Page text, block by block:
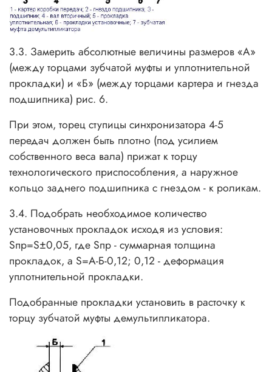
3.3. Замерить абсолютные величины размеров «А»
(между торцами зубчатой муфты и уплотнительной
прокладки) и «Б» (между торцами картера и гнезда
подшипника) рис. 6.
При этом, торец ступицы синхронизатора 4-5
передач должен быть плотно (под усилием
собственного веса вала) прижат к торцу
технологического приспособления, а наружное
кольцо заднего подшипника с гнездом - к роликам.
3.4. Подобрать необходимое количество
установочных прокладок исходя из условия:
Sпр=S±0,05, где Sпр - суммарная толщина
прокладок, а S=А-Б-0,12; 0,12 - деформация
уплотнительной прокладки.
Подобранные прокладки установить в расточку к
торцу зубчатой муфты демультипликатора.